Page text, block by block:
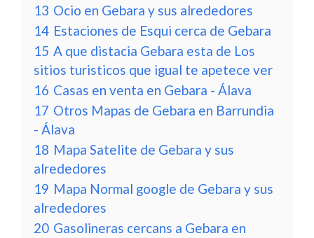
13 Ocio en Gebara y sus alrededores
14 Estaciones de Esqui cerca de Gebara
15 A que distacia Gebara esta de Los
sitios turisticos que igual te apetece ver
16 Casas en venta en Gebara - Álava
17 Otros Mapas de Gebara en Barrundia
- Álava
18 Mapa Satelite de Gebara y sus
alrededores
19 Mapa Normal google de Gebara y sus
alrededores
20 Gasolineras cercans a Gebara en